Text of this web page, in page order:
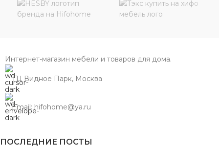
Интернет-магазин мебели и товаров для дома.
ТЦ Видное Парк, Москва
Email: hifohome@ya.ru
ПОСЛЕДНИЕ ПОСТЫ